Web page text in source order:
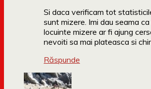
Si daca verificam tot
sunt mizere. Imi dau seama
locuinte mizere ar fi ajung
nevoiti sa mai plateasca si
Răspunde